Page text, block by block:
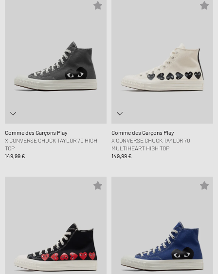
Comme des Garçons Play
X CONVERSE CHUCK TAYLOR 70 HIGH
TOP
149,99 €
Comme des Garçons Play
X CONVERSE CHUCK TAYLOR 70
MULTIHEART HIGH TOP
149,99 €